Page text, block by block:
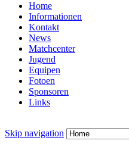
Home
Informationen
Kontakt
News
Matchcenter
Jugend
Equipen
Fotoen
Sponsoren
Links
Skip navigation